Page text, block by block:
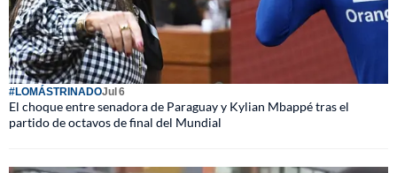
#LOMÁSTRINADOJul 6
El choque entre senadora de Paraguay y Kylian Mbappé tras el
partido de octavos de final del Mundial